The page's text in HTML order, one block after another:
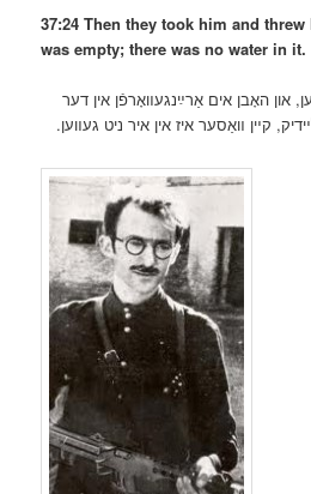
37:24 Then they took him and
was empty; there was no water in it.
און האָבן אים אַרײַנגעװאָרפֿן אין דער
קײן װאַסער איז אין איר ניט געװען.